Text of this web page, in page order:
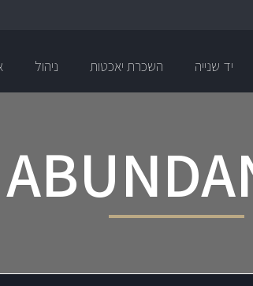
יד שנייה השכרת יאכטות ניהול